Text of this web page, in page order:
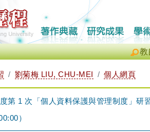
教
劉菊梅 LIU, CHU-MEI 個人網頁
第 1 次「個人資料保護與管理制度」
）